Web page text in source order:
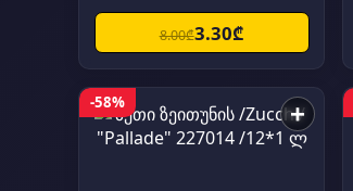
8.00₾3.30₾
-58% +